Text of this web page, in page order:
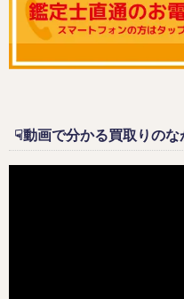
☟動画で分かる買取りの